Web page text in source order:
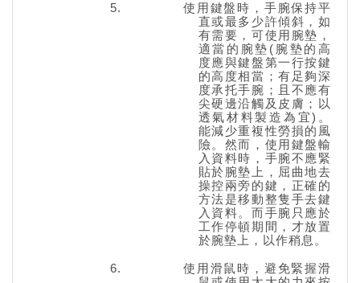
使用鍵盤時，手腕保持平
直或最多少許傾斜，如
有需要，可使用腕墊，
適當的腕墊(腕墊的高
度應與鍵盤第一行按鍵
的高度相當；有足夠深
度承托手腕；且不應有
尖硬邊沿觸及皮膚；以
透氣材料製造為宜)。
能減少重複性勞損的風
險。然而，使用鍵盤輸
入資料時，手腕不應緊
貼於腕墊上，屈曲地去
操控兩旁的鍵，正確的
方法是移動整隻手去鍵
入資料。而手腕只應於
工作停頓期間，才放置
於腕墊上，以作稍息。
使用滑鼠時，避免緊握滑